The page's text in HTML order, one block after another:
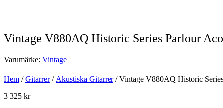
Vintage V880AQ Historic Series Parlour
Varumärke: Vintage
Hem /Gitarrer/Akustiska Gitarrer/ Vintage V880AQ Historic
3 325 kr